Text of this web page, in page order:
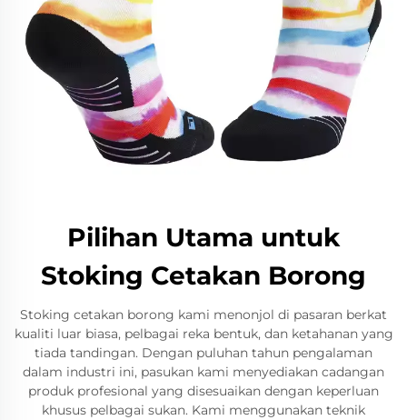
Pilihan Utama untuk
Stoking Cetakan Borong
Stoking cetakan borong kami menonjol di pasaran berkat
kualiti luar biasa, pelbagai reka bentuk, dan ketahanan yang
tiada tandingan. Dengan puluhan tahun pengalaman
dalam industri ini, pasukan kami menyediakan cadangan
produk profesional yang disesuaikan dengan keperluan
khusus pelbagai sukan. Kami menggunakan teknik